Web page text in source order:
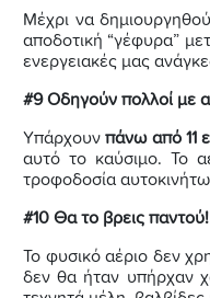
Μέχρι να
αποδοτική “γέφυρα”
ενεργειακές μας
#9 Οδηγούν πολλοί με
Υπάρχουνπάνω από 11
αυτό το καύσιμο. Το
τροφοδοσία
#10 Θα το βρεις παντού!
Το φυσικό αέριο δεν
δεν θα ήταν υπήρχαν